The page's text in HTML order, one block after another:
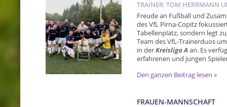
TRAINER: TOM HERRMANN
Freude an Fußball und
des VfL Pirna-Copitz
Tabellenplatz, sondern legt
Team des VfL-Trainerduos
in derKreisliga A an. Es
erfahrenen und jungen
Den ganzen Beitrag lesen »
FRAUEN-MANNSCHAFT